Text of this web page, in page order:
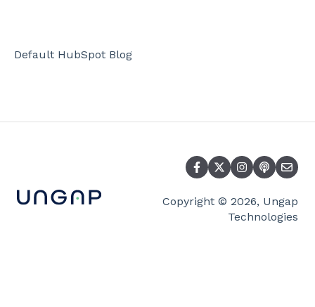
Default HubSpot Blog
Copyright © 2026, Ungap
Technologies